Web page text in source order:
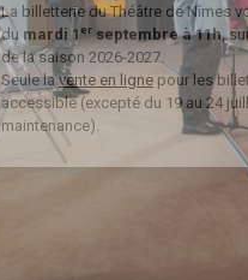
La billetterie du Théâtre de Nîmes
dumardi 1erseptembre à 11h,
de la saison 2026-2027.
Seule lavente en ligne pour les
accessible (excepté du 19 au 24
maintenance).